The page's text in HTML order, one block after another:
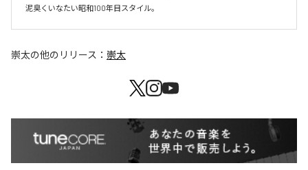
崇太の他のリリース： 崇太